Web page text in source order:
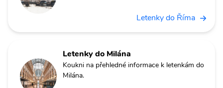
Letenky do Říma
Letenky do Milána
Koukni na přehledné informace k letenkám do
Milána.